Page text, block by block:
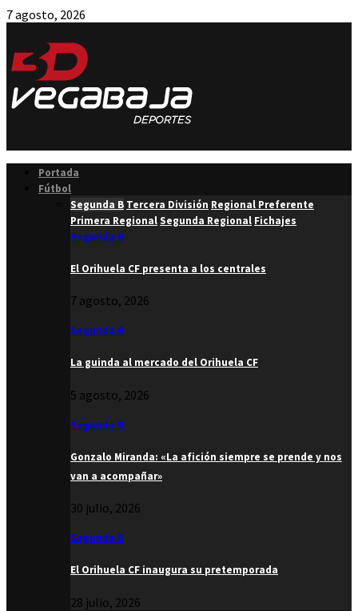
7 agosto, 2026
Portada
Fútbol
Segunda B Tercera División Regional Preferente
Primera RegionalSegunda Regional Fichajes
Segunda B
El Orihuela CF presenta a los centrales
7 agosto, 2026
Segunda B
La guinda al mercado del Orihuela CF
5 agosto, 2026
Segunda B
Gonzalo Miranda: «La afición siempre se prende y nos
van a acompañar»
30 julio, 2026
Segunda B
El Orihuela CF inaugura su pretemporada
28 julio, 2026